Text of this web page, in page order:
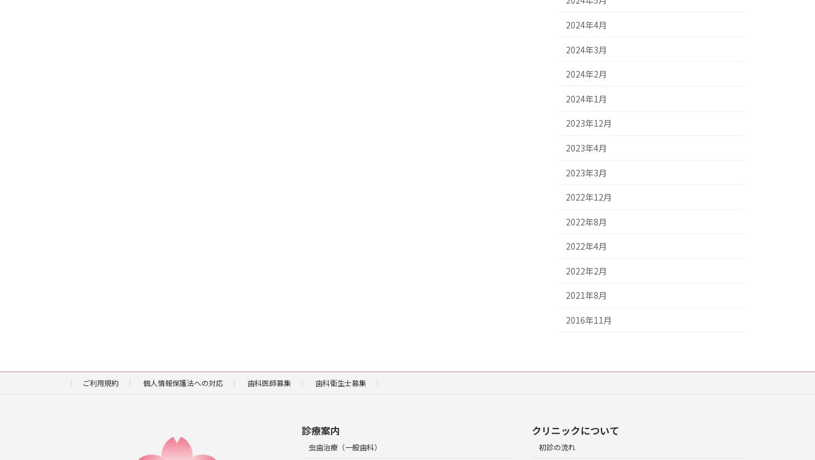
2024年4月
2024年3月
2024年2月
2024年1月
2023年12月
2023年4月
2023年3月
2022年12月
2022年8月
2022年4月
2022年2月
2021年8月
2016年11月
ご利用規約 個人情報保護法への対応 歯科医師募集 歯科衛生士募集
診療案内
虫歯治療（一般歯科）
クリニックについて
初診の流れ